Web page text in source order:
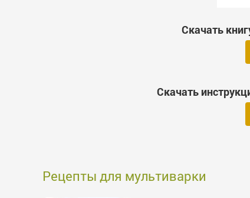
Скачать
Скачать
Рецепты для мультиварки